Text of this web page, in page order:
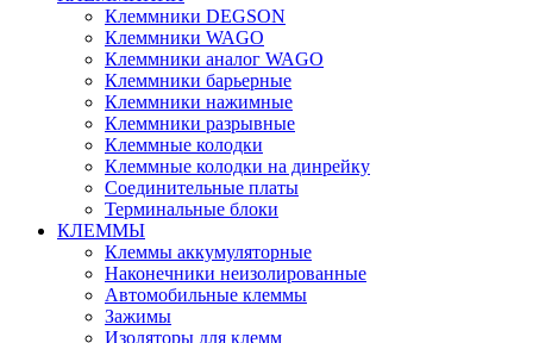
Клеммники DEGSON
Клеммники WAGO
Клеммники аналог WAGO
Клеммники барьерные
Клеммники нажимные
Клеммники разрывные
Клеммные колодки
Клеммные колодки на динрейку
Соединительные платы
Терминальные блоки
КЛЕММЫ
Клеммы аккумуляторные
Наконечники неизолированные
Автомобильные клеммы
Зажимы
Изоляторы для клемм